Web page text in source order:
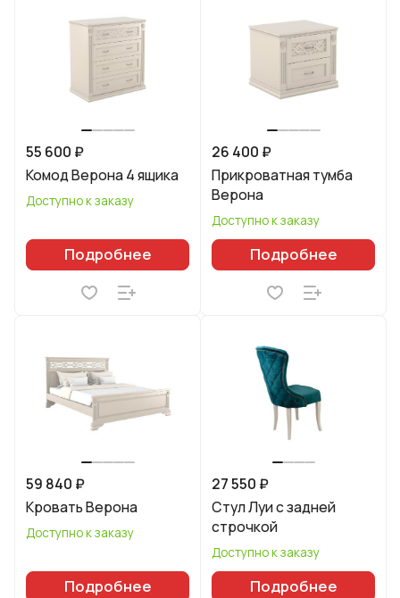
55 600 ₽
Комод Верона 4 ящика
Доступно к заказу
Подробнее
26 400 ₽
Прикроватная тумба
Верона
Доступно к заказу
Подробнее
59 840 ₽
Кровать Верона
Доступно к заказу
Подробнее
27 550 ₽
Стул Луи с задней
строчкой
Доступно к заказу
Подробнее